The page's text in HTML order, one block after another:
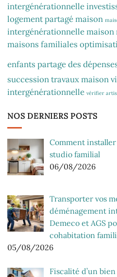
intergénérationnelle
logement partagémaison
intergénérationnellemaison
maisons familiales
enfants partage des
successiontravaux maison
intergénérationnelle vérifier
NOS DERNIERS POSTS
Comment
studio familial
06/08/2026
Transporter vos
déménagement
Demeco et AGS
cohabitation
05/08/2026
Fiscalité d’un